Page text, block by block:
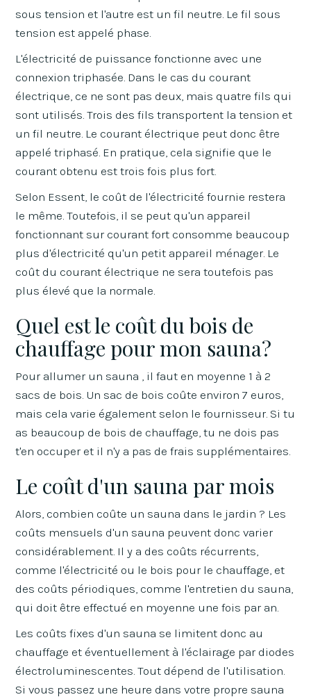
sous tension et l'autre est un fil neutre. Le fil sous
tension est appelé phase.
L'électricité de puissance fonctionne avec une
connexion triphasée. Dans le cas du courant
électrique, ce ne sont pas deux, mais quatre fils qui
sont utilisés. Trois des fils transportent la tension et
un fil neutre. Le courant électrique peut donc être
appelé triphasé. En pratique, cela signifie que le
courant obtenu est trois fois plus fort.
Selon Essent, le coût de l'électricité fournie restera
le même. Toutefois, il se peut qu'un appareil
fonctionnant sur courant fort consomme beaucoup
plus d'électricité qu'un petit appareil ménager. Le
coût du courant électrique ne sera toutefois pas
plus élevé que la normale.
Quel est le coût du bois de
chauffage pour mon sauna?
Pour allumer un sauna , il faut en moyenne 1 à 2
sacs de bois. Un sac de bois coûte environ 7 euros,
mais cela varie également selon le fournisseur. Si tu
as beaucoup de bois de chauffage, tu ne dois pas
t'en occuper et il n'y a pas de frais supplémentaires.
Le coût d'un sauna par mois
Alors, combien coûte un sauna dans le jardin ? Les
coûts mensuels d'un sauna peuvent donc varier
considérablement. Il y a des coûts récurrents,
comme l'électricité ou le bois pour le chauffage, et
des coûts périodiques, comme l'entretien du sauna,
qui doit être effectué en moyenne une fois par an.
Les coûts fixes d'un sauna se limitent donc au
chauffage et éventuellement à l'éclairage par diodes
électroluminescentes. Tout dépend de l'utilisation.
Si vous passez une heure dans votre propre sauna